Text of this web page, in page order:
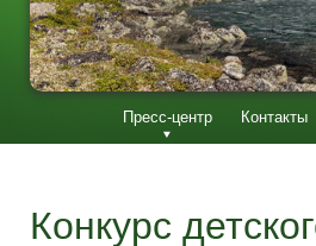
Пресс-центр Контакты
Конкурс